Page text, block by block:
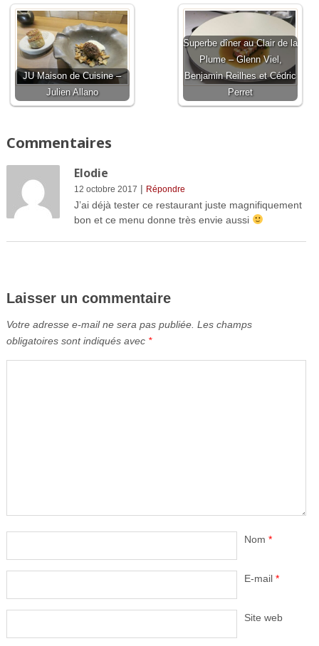
JU Maison de Cuisine –
Julien Allano
Superbe dîner au Clair de la
Plume – Glenn Viel,
Benjamin Reilhes et Cédric
Perret
Commentaires
Elodie
12 octobre 2017 | Répondre
J’ai déjà tester ce restaurant juste magnifiquement
bon et ce menu donne très envie aussi
Laisser un commentaire
Votre adresse e-mail ne sera pas publiée. Les champs
obligatoires sont indiqués avec *
Nom *
E-mail *
Site web